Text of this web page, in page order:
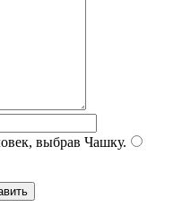
выбрав Чашку.